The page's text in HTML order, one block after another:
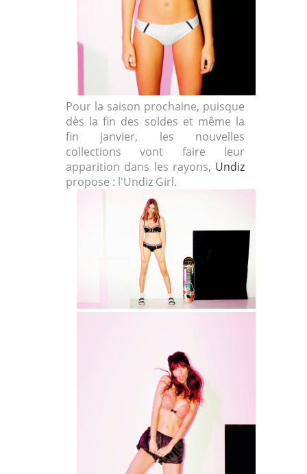
Pour la saison prochaine, puisque
dès la fin des soldes et même la
fin janvier, les nouvelles
collections vont faire leur
apparition dans les rayons, Undiz
propose : l'Undiz Girl.